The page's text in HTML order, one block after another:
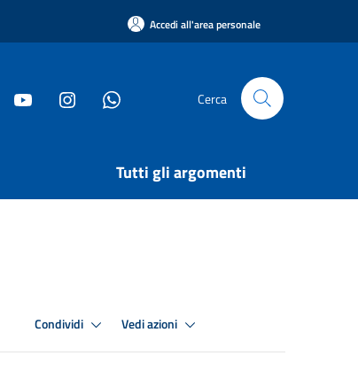
Accedi all'area personale
Cerca
Tutti gli argomenti
Condividi Vedi azioni